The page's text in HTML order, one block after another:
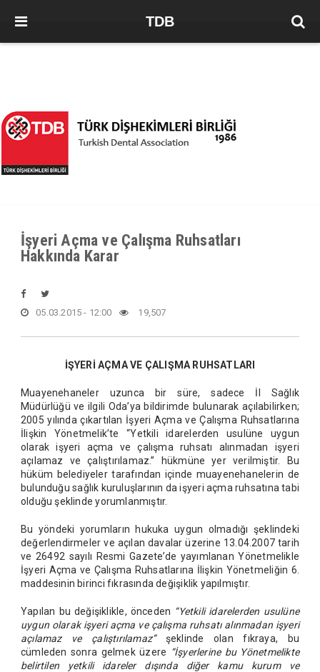
TDB
İşyeri Açma ve Çalışma Ruhsatları
Hakkında Karar
05.03.2015 - 12:00 19,507
İŞYERİ AÇMA VE ÇALIŞMA RUHSATLARI
Muayenehaneler uzunca bir süre, sadece İl Sağlık
Müdürlüğü ve ilgili Oda’ya bildirimde bulunarak açılabilirken;
2005 yılında çıkartılan İşyeri Açma ve Çalışma Ruhsatlarına
İlişkin Yönetmelik’te “Yetkili idarelerden usulüne uygun
olarak işyeri açma ve çalışma ruhsatı alınmadan işyeri
açılamaz ve çalıştırılamaz.” hükmüne yer verilmiştir. Bu
hüküm belediyeler tarafından içinde muayenehanelerin de
bulunduğu sağlık kuruluşlarının da işyeri açma ruhsatına tabi
olduğu şeklinde yorumlanmıştır.
Bu yöndeki yorumların hukuka uygun olmadığı şeklindeki
değerlendirmeler ve açılan davalar üzerine 13.04.2007 tarih
ve 26492 sayılı Resmi Gazete’de yayımlanan Yönetmelikle
İşyeri Açma ve Çalışma Ruhsatlarına İlişkin Yönetmeliğin 6.
maddesinin birinci fıkrasında değişiklik yapılmıştır.
Yapılan bu değişiklikle, önceden “Yetkili idarelerden usulüne
uygun olarak işyeri açma ve çalışma ruhsatı alınmadan işyeri
açılamaz ve çalıştırılamaz” şeklinde olan fıkraya, bu
cümleden sonra gelmek üzere “İşyerlerine bu Yönetmelikte
belirtilen yetkili idareler dışında diğer kamu kurum ve